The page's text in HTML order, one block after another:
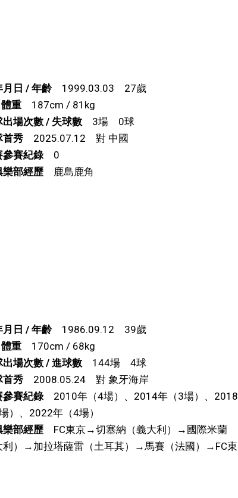
月日 / 年齡1999.03.03 27歲
重187cm / 81kg
出場次數 / 失球數3場 0球
首秀2025.07.12 對 中國
參賽紀錄0
樂部經歷鹿島鹿角
月日 / 年齡1986.09.12 39歲
重170cm / 68kg
出場次數 / 進球數144場 4球
首秀2008.05.24 對 象牙海岸
參賽紀錄2010年（4場）、2014年（3場）、2018
）、2022年（4場）
樂部經歷FC東京→切塞納（義大利）→國際米蘭
利）→加拉塔薩雷（土耳其）→馬賽（法國）→FC東